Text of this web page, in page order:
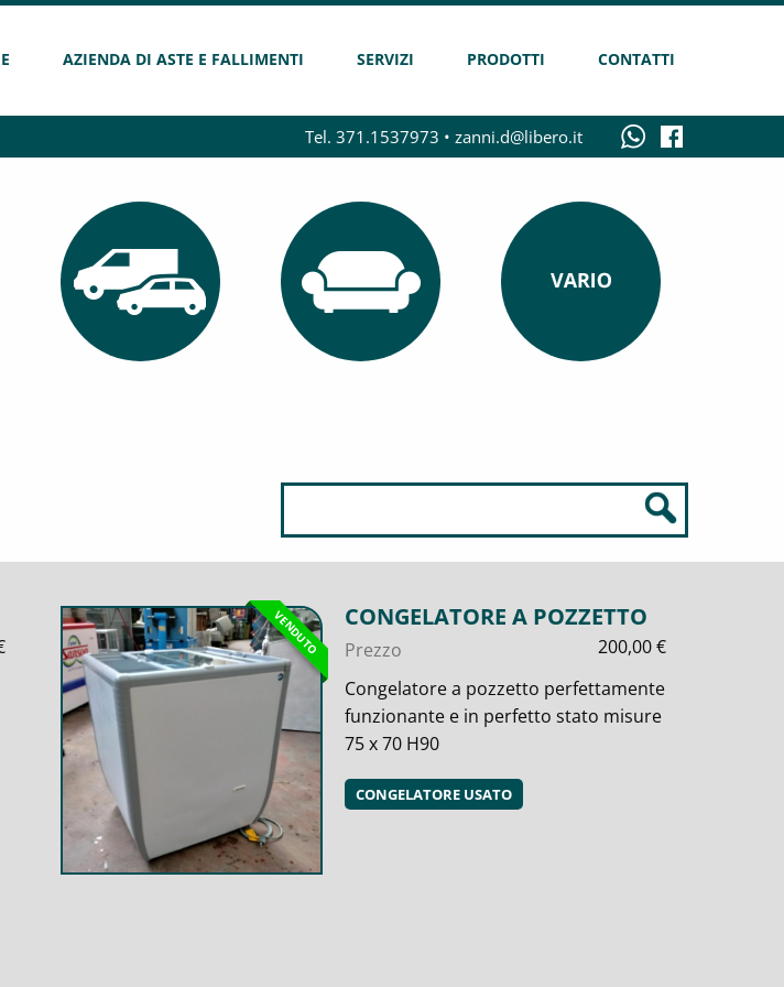
AZIENDA DI ASTE E FALLIMENTI SERVIZI PRODOTTI CONTATTI
Tel. 371.1537973 • zanni.d@libero.it
AUTOVETTURE E
FURGONI
ARREDAMENTO
VENDUTO CONGELATORE A POZZETTO
Prezzo 200,00€
Congelatore a pozzetto perfettamente
funzionante e in perfetto stato misure
75 x 70 H90
CONGELATORE USATO